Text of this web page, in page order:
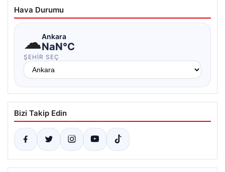
Hava Durumu
☁Ankara
NaN°C
ŞEHIR SEÇ
Bizi Takip Edin